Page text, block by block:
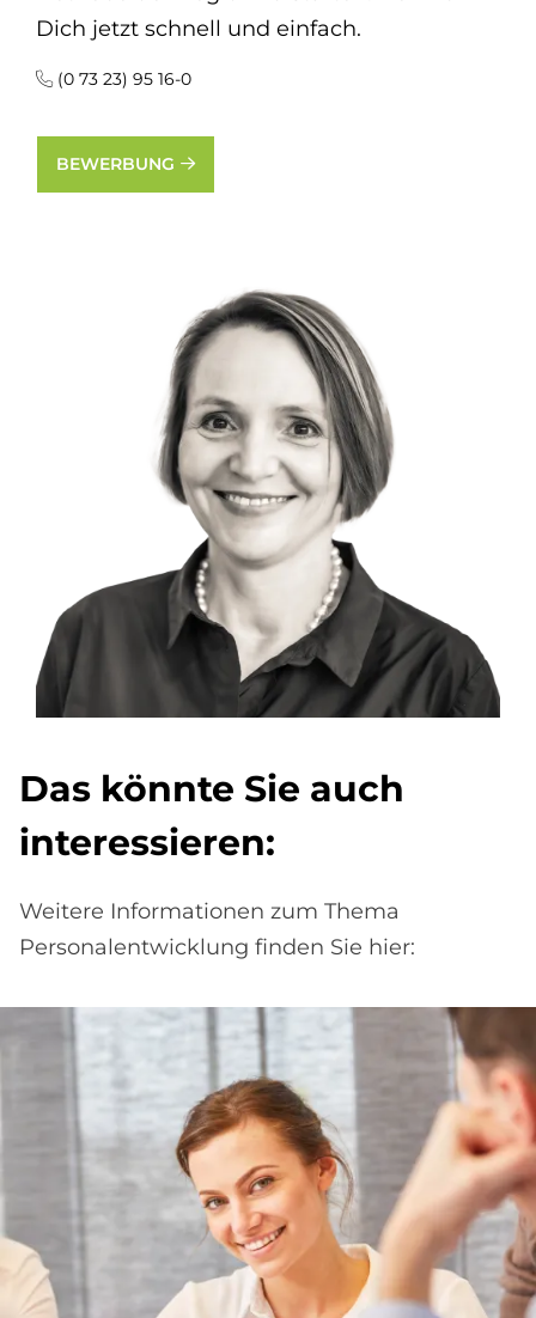
Dich jetzt schnell und einfach.
(0 73 23) 95 16-0
BEWERBUNG
Das könn­te Sie auch
in­ter­es­sie­ren:
Weitere Informationen zum Thema
Personalentwicklung finden Sie hier: